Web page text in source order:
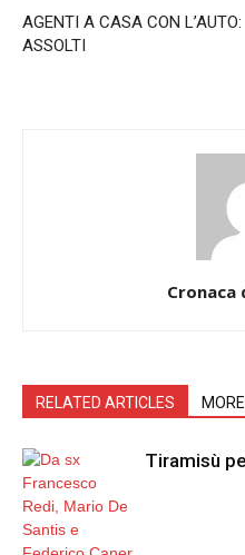
AGENTI A CASA CON L’AUTO:
ASSOLTI
Cronaca
RELATED ARTICLES
Tiramisù